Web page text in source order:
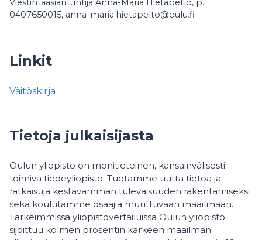
Viestintäasiantuntija Anna-Maria Hietapelto, p.
0407650015, anna-maria.hietapelto@oulu.fi
Linkit
Väitöskirja
Tietoja julkaisijasta
Oulun yliopisto on monitieteinen, kansainvälisesti
toimiva tiedeyliopisto. Tuotamme uutta tietoa ja
ratkaisuja kestävämmän tulevaisuuden rakentamiseksi
sekä koulutamme osaajia muuttuvaan maailmaan.
Tärkeimmissä yliopistovertailuissa Oulun yliopisto
sijoittuu kolmen prosentin kärkeen maailman